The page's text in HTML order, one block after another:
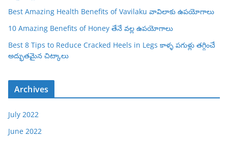
Best Amazing Health Benefits of Vavilaku వావిలాకు ఉపయోగాలు
10 Amazing Benefits of Honey తేనే వల్ల ఉపయోగాలు
Best 8 Tips to Reduce Cracked Heels in Legs కాళ్ళ పగుళ్లు తగ్గించే
అద్భుతమైన చిట్కాలు
Archives
July 2022
June 2022